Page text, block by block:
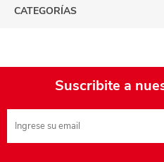
CATEGORÍAS
Suscribite a